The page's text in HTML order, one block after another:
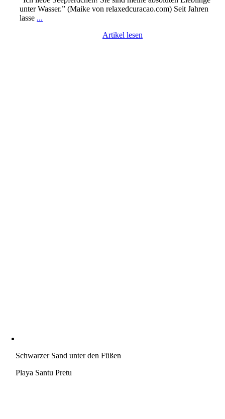
unter Wasser.” (Maike von relaxedcuracao.com) Seit Jahren
lasse ...
Artikel lesen
Schwarzer Sand unter den Füßen
Playa Santu Pretu